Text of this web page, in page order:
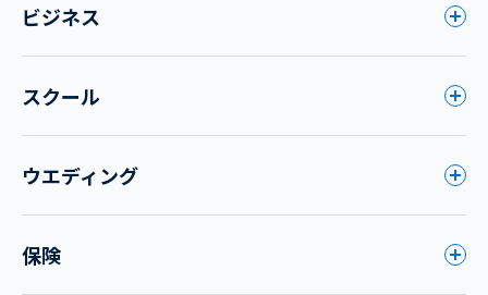
ビジネス
スクール
ウエディング
保険